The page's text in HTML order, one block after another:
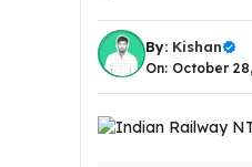
By: Kishan
On: October